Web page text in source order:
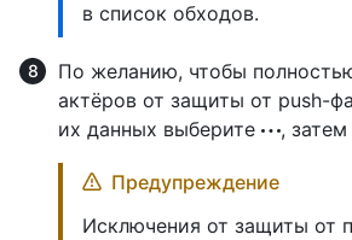
в список обходов.
По желанию, чтобы
актёров от защиты от push-
их данных выберите
,
Предупреждение
Исключения от защиты от